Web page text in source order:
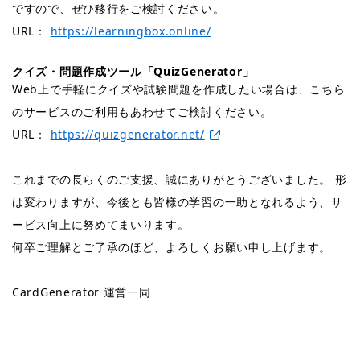
ですので、ぜひ移行をご検討ください。
URL： https://learningbox.online/
クイズ・問題作成ツール「QuizGenerator」
Web上で手軽にクイズや試験問題を作成したい場合は、こちら
のサービスのご利用もあわせてご検討ください。
URL： https://quizgenerator.net/
これまでの長らくのご支援、誠にありがとうございました。 形
は変わりますが、今後とも皆様の学習の一助となれるよう、サ
ービス向上に努めてまいります。
何卒ご理解とご了承のほど、よろしくお願い申し上げます。
CardGenerator 運営一同